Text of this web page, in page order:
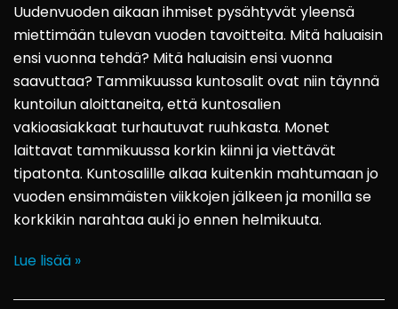
Uudenvuoden aikaan ihmiset pysähtyvät yleensä
miettimään tulevan vuoden tavoitteita. Mitä haluaisin
ensi vuonna tehdä? Mitä haluaisin ensi vuonna
saavuttaa? Tammikuussa kuntosalit ovat niin täynnä
kuntoilun aloittaneita, että kuntosalien
vakioasiakkaat turhautuvat ruuhkasta. Monet
laittavat tammikuussa korkin kiinni ja viettävät
tipatonta. Kuntosalille alkaa kuitenkin mahtumaan jo
vuoden ensimmäisten viikkojen jälkeen ja monilla se
korkkikin narahtaa auki jo ennen helmikuuta.
Lue lisää »